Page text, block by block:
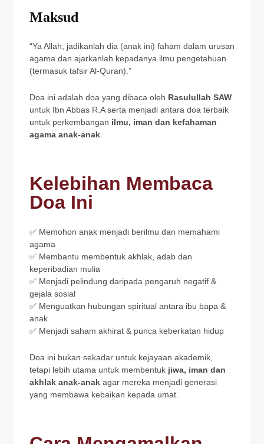
Maksud
“Ya Allah, jadikanlah dia (anak ini) faham dalam urusan
agama dan ajarkanlah kepadanya ilmu pengetahuan
(termasuk tafsir Al-Quran).”
Doa ini adalah doa yang dibaca oleh Rasulullah SAW
untuk Ibn Abbas R.A serta menjadi antara doa terbaik
untuk perkembangan ilmu, iman dan kefahaman
agama anak-anak.
Kelebihan Membaca
Doa Ini
✅ Memohon anak menjadi berilmu dan memahami
agama
✅ Membantu membentuk akhlak, adab dan
keperibadian mulia
✅ Menjadi pelindung daripada pengaruh negatif &
gejala sosial
✅ Menguatkan hubungan spiritual antara ibu bapa &
anak
✅ Menjadi saham akhirat & punca keberkatan hidup
Doa ini bukan sekadar untuk kejayaan akademik,
tetapi lebih utama untuk membentuk jiwa, iman dan
akhlak anak-anak agar mereka menjadi generasi
yang membawa kebaikan kepada umat.